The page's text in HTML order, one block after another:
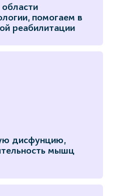
помогаем в
реабилитации
дисфунцию,
мышц